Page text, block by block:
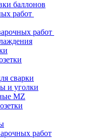
баллонов
работ
работ
сварки
и уголки
MZ
работ